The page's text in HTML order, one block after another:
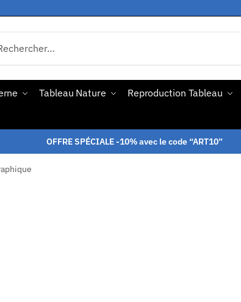
Tableau Nature Reproduction Tableau
OFFRE SPÉCIALE -10% avec le code “ART10”